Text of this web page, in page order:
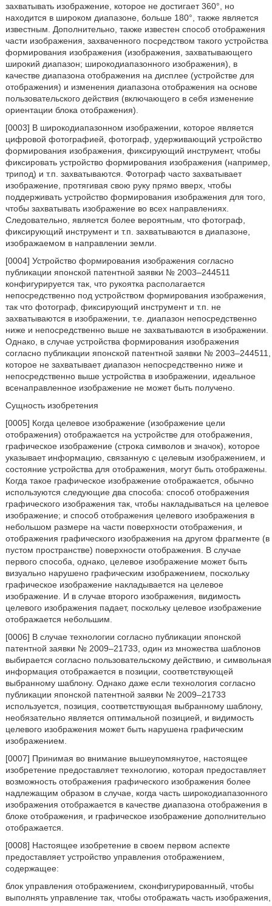
захватывать изображение, которое не достигает 360°, но
находится в широком диапазоне, больше 180°, также является
известным. Дополнительно, также известен способ отображения
части изображения, захваченного посредством такого устройства
формирования изображения (изображения, захватывающего
широкий диапазон; широкодиапазонного изображения), в
качестве диапазона отображения на дисплее (устройстве для
отображения) и изменения диапазона отображения на основе
пользовательского действия (включающего в себя изменение
ориентации блока отображения).
[0003] В широкодиапазонном изображении, которое является
цифровой фотографией, фотограф, удерживающий устройство
формирования изображения, фиксирующий инструмент, чтобы
фиксировать устройство формирования изображения (например,
трипод) и т.п. захватываются. Фотограф часто захватывает
изображение, протягивая свою руку прямо вверх, чтобы
поддерживать устройство формирования изображения для того,
чтобы захватывать изображение во всех направлениях.
Следовательно, является более вероятным, что фотограф,
фиксирующий инструмент и т.п. захватываются в диапазоне,
изображаемом в направлении земли.
[0004] Устройство формирования изображения согласно
публикации японской патентной заявки № 2003–244511
конфигурируется так, что рукоятка располагается
непосредственно под устройством формирования изображения,
так что фотограф, фиксирующий инструмент и т.п. не
захватываются в изображении, т.е. диапазон непосредственно
ниже и непосредственно выше не захватываются в изображении.
Однако, в случае устройства формирования изображения
согласно публикации японской патентной заявки № 2003–244511,
которое не захватывает диапазон непосредственно ниже и
непосредственно выше устройства в изображении, идеальное
всенаправленное изображение не может быть получено.
Сущность изобретения
[0005] Когда целевое изображение (изображение цели
отображения) отображается на устройстве для отображения,
графическое изображение (строка символов и значок), которое
указывает информацию, связанную с целевым изображением, и
состояние устройства для отображения, могут быть отображены.
Когда такое графическое изображение отображается, обычно
используются следующие два способа: способ отображения
графического изображения так, чтобы накладываться на целевое
изображение; и способ отображения целевого изображения в
небольшом размере на части поверхности отображения, и
отображения графического изображения на другом фрагменте (в
пустом пространстве) поверхности отображения. В случае
первого способа, однако, целевое изображение может быть
визуально нарушено графическим изображением, поскольку
графическое изображение накладывается на целевое
изображение. И в случае второго изображения, видимость
целевого изображения падает, поскольку целевое изображение
отображается небольшим.
[0006] В случае технологии согласно публикации японской
патентной заявки № 2009–21733, один из множества шаблонов
выбирается согласно пользовательскому действию, и символьная
информация отображается в позиции, соответствующей
выбранному шаблону. Однако даже если технология согласно
публикации японской патентной заявки № 2009–21733
используется, позиция, соответствующая выбранному шаблону,
необязательно является оптимальной позицией, и видимость
целевого изображения может быть нарушена графическим
изображением.
[0007] Принимая во внимание вышеупомянутое, настоящее
изобретение предоставляет технологию, которая предоставляет
возможность отображения графического изображения более
надлежащим образом в случае, когда часть широкодиапазонного
изображения отображается в качестве диапазона отображения в
блоке отображения, и графическое изображение дополнительно
отображается.
[0008] Настоящее изобретение в своем первом аспекте
предоставляет устройство управления отображением,
содержащее:
блок управления отображением, сконфигурированный, чтобы
выполнять управление так, чтобы отображать часть изображения,